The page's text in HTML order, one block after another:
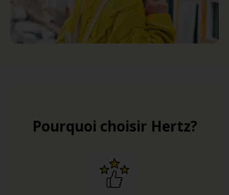
Pourquoi choisir Hertz?